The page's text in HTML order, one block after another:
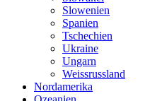
Slowenien
Spanien
Tschechien
Ukraine
Ungarn
Weissrussland
Nordamerika